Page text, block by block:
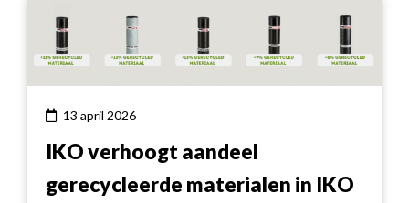
13 april 2026
IKO verhoogt aandeel
gerecycleerde materialen in IKO